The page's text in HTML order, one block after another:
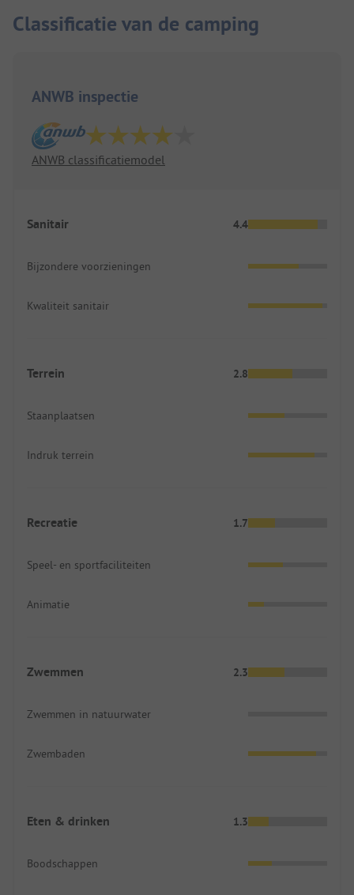
Classificatie van de camping
ANWB inspectie
ANWB classificatiemodel
Sanitair 4.4
Bijzondere voorzieningen
Kwaliteit sanitair
Terrein 2.8
Staanplaatsen
Indruk terrein
Recreatie 1.7
Speel- en sportfaciliteiten
Animatie
Zwemmen 2.3
Zwemmen in natuurwater
Zwembaden
Eten & drinken 1.3
Boodschappen